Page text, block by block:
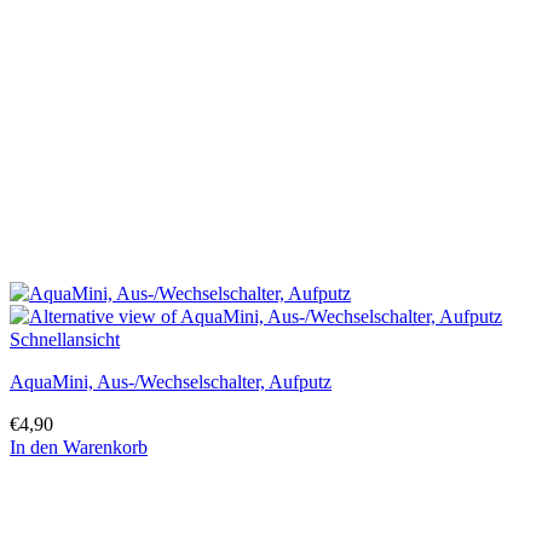
Schnellansicht
AquaMini, Aus-/Wechselschalter, Aufputz
€4,90
In den Warenkorb